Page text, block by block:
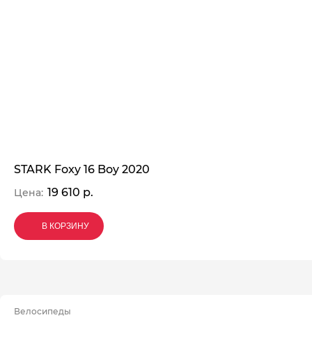
STARK Foxy 16 Boy 2020
Цена: 19 610 р.
В КОРЗИНУ
В КОРЗИНУ
В КОРЗИНУ
Велосипеды